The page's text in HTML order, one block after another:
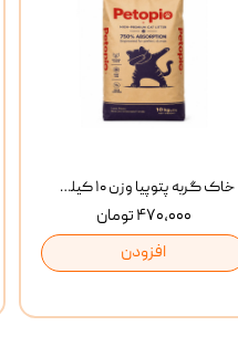
خاک گربه پتوپیا وزن ۱۰ کیلوگرم
۴۷۰,۰۰۰ تومان
افزودن